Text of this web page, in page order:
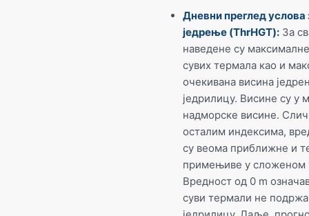
Дневни преглед услова
једрење (ThrHGT): За
наведене су
сувих термала као и
очекивана висина
једрилицу. Висине су у
надморске висине.
осталим индексима,
су веома приближне и
примењиве у сложеном
Вредност од 0 m
суви термали не